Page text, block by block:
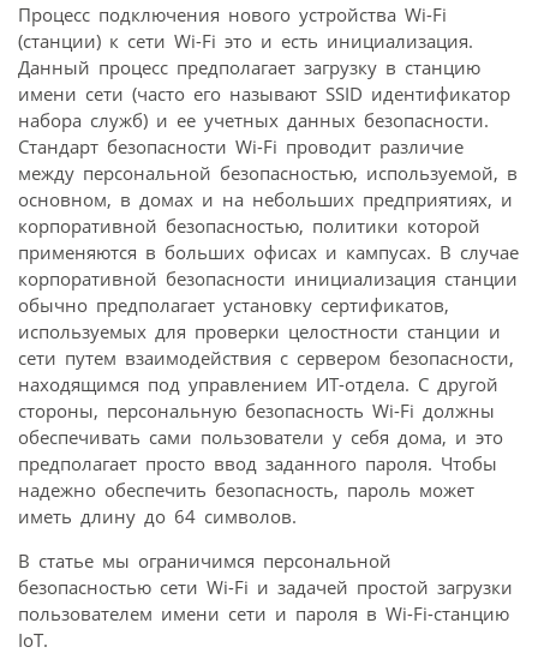
Процесс подключения нового устройства Wi-Fi
(станции) к сети Wi-Fi это и есть инициализация.
Данный процесс предполагает загрузку в станцию
имени сети (часто его называют SSID идентификатор
набора служб) и ее учетных данных безопасности.
Стандарт безопасности Wi-Fi проводит различие
между персональной безопасностью, используемой, в
основном, в домах и на небольших предприятиях, и
корпоративной безопасностью, политики которой
применяются в больших офисах и кампусах. В случае
корпоративной безопасности инициализация станции
обычно предполагает установку сертификатов,
используемых для проверки целостности станции и
сети путем взаимодействия с сервером безопасности,
находящимся под управлением ИТ-отдела. С другой
стороны, персональную безопасность Wi-Fi должны
обеспечивать сами пользователи у себя дома, и это
предполагает просто ввод заданного пароля. Чтобы
надежно обеспечить безопасность, пароль может
иметь длину до 64 символов.
В статье мы ограничимся персональной
безопасностью сети Wi-Fi и задачей простой загрузки
пользователем имени сети и пароля в Wi-Fi-станцию
IoT.